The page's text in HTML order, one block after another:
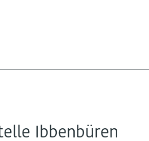
Ibbenbüren